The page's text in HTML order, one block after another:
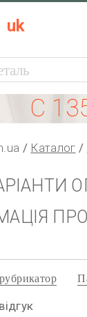
uk
С
Каталог